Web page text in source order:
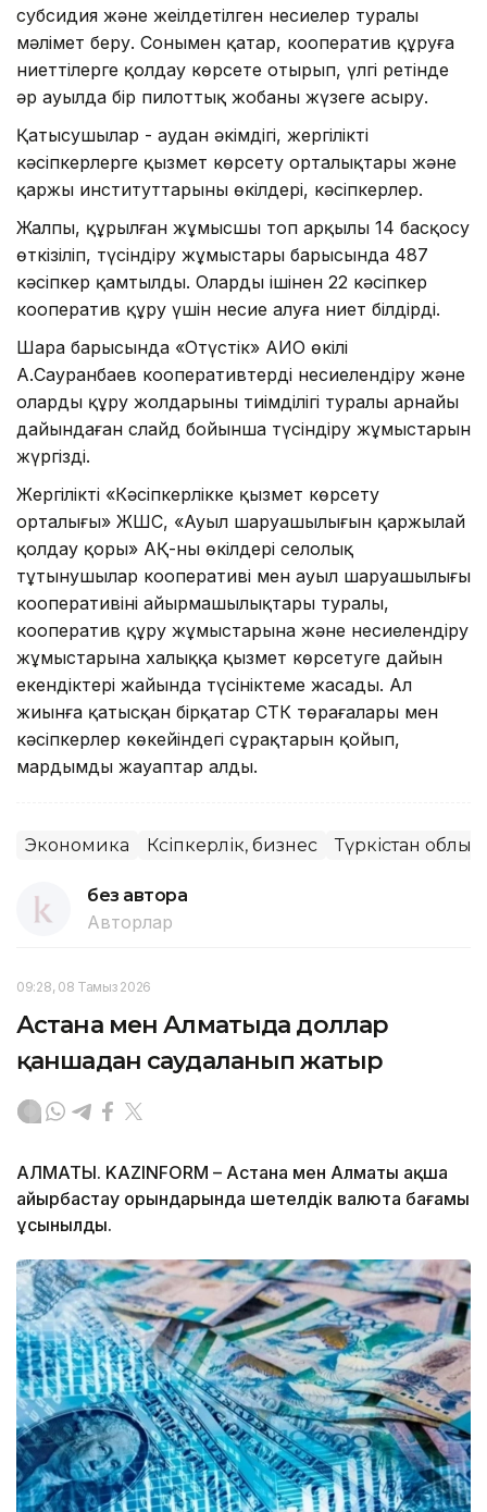
субсидия және жеңілдетілген несиелер туралы
мәлімет беру. Сонымен қатар, кооператив құруға
ниеттілерге қолдау көрсете отырып, үлгі ретінде
әр ауылда бір пилоттық жобаны жүзеге асыру.
Қатысушылар - аудан әкімдігі, жергілікті
кәсіпкерлерге қызмет көрсету орталықтары және
қаржы институттарының өкілдері, кәсіпкерлер.
Жалпы, құрылған жұмысшы топ арқылы 14 басқосу
өткізіліп, түсіндіру жұмыстары барысында 487
кәсіпкер қамтылды. Олардың ішінен 22 кәсіпкер
кооператив құру үшін несие алуға ниет білдірді.
Шара барысында «Оңтүстік» АИО өкілі
А.Сауранбаев кооперативтерді несиелендіру жəне
оларды құру жолдарының тиімділігі туралы арнайы
дайындаған слайд бойынша түсіндіру жұмыстарын
жүргізді.
Жергілікті «Кəсіпкерлікке қызмет көрсету
орталығы» ЖШС, «Ауыл шаруашылығын қаржылай
қолдау қоры» АҚ-ның өкілдері селолық
тұтынушылар кооперативі мен ауыл шаруашылығы
кооперативінің айырмашылықтары туралы,
кооператив құру жұмыстарына және несиелендіру
жұмыстарына халыққа қызмет көрсетуге дайын
екендіктері жайында түсініктеме жасады. Ал
жиынға қатысқан бірқатар СТК төрағалары мен
кəсіпкерлер көкейіндегі сұрақтарын қойып,
мардымды жауаптар алды.
Экономика Кәсіпкерлік, бизнес Түркістан
без автора
Авторлар
09:28, 08 Тамыз 2026
Астана мен Алматыда доллар
қаншадан саудаланып жатыр
АЛМАТЫ. KAZINFORM – Астана мен Алматы ақша
айырбастау орындарында шетелдік валюта бағамы
ұсынылды.